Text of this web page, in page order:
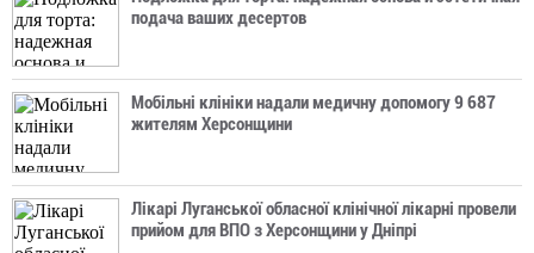
подача ваших десертов
Мобільні клініки надали медичну допомогу 9 687
жителям Херсонщини
Лікарі Луганської обласної клінічної лікарні провели
прийом для ВПО з Херсонщини у Дніпрі